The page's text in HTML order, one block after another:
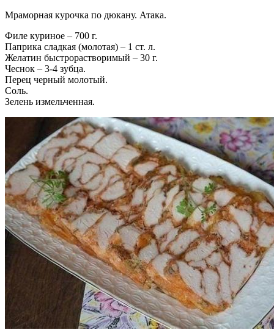
Мраморная курочка по дюкану. Атака.
Филе куриное – 700 г.
Паприка сладкая (молотая) – 1 ст. л.
Желатин быстрорастворимый – 30 г.
Чеснок – 3-4 зубца.
Перец черный молотый.
Соль.
Зелень измельченная.